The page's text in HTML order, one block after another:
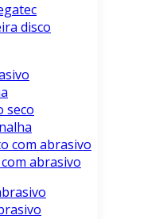
disco
seco
com abrasivo
abrasivo